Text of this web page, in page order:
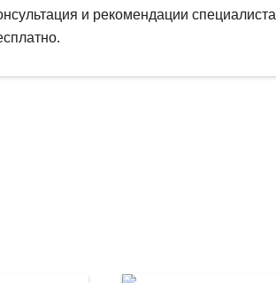
и рекомендации специалиста